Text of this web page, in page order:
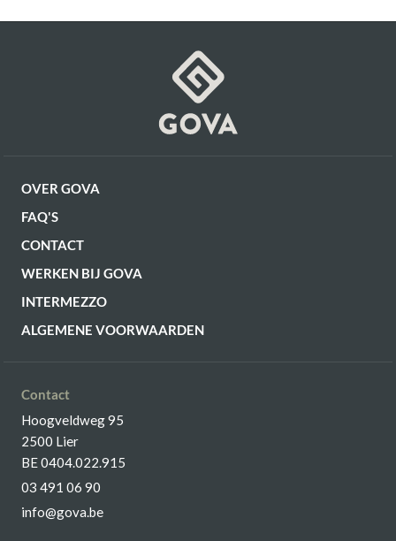
OVER GOVA
FAQ'S
CONTACT
WERKEN BIJ GOVA
INTERMEZZO
ALGEMENE VOORWAARDEN
Contact
Hoogveldweg 95
2500 Lier
BE 0404.022.915
03 491 06 90
info@gova.be